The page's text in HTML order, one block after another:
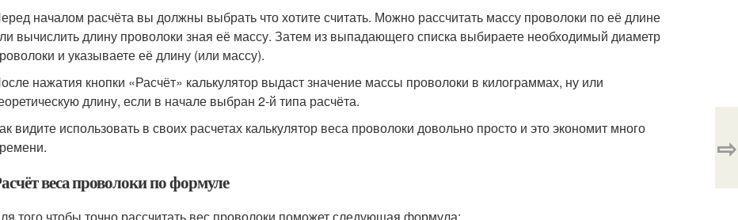
началом расчёта вы должны выбрать что хотите считать. Можно рассчитать массу проволоки по её длине
вычислить длину проволоки зная её массу. Затем из выпадающего списка выбираете необходимый диаметр
и указываете её длину (или массу).
нажатия кнопки «Расчёт» калькулятор выдаст значение массы проволоки в килограммах, ну или
длину, если в начале выбран 2-й типа расчёта.
видите использовать в своих расчетах калькулятор веса проволоки довольно просто и это экономит много
веса проволоки по формуле
⇨